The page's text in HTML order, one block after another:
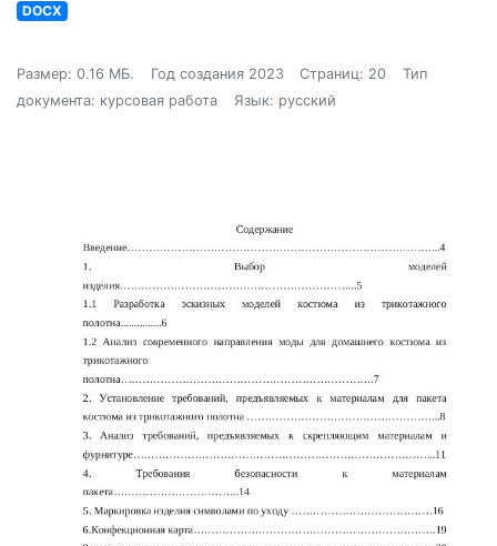
DOCX
Размер: 0.16 МБ. Год создания 2023 Страниц: 20
Тип
документа: курсовая работа
Язык: русский